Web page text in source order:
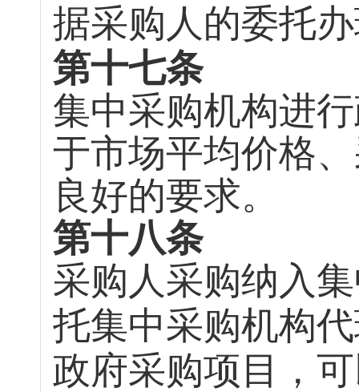
据采购人的委托
第十七条
集中采购机构进
于市场平均价格
良好的要求。
第十八条
采购人采购纳入
托集中采购机构
政府采购项目，